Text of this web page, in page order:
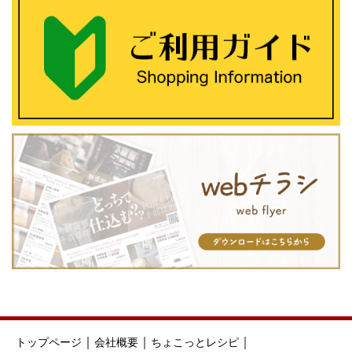
トップページ ｜ 会社概要 ｜ ちょこっとレシピ ｜